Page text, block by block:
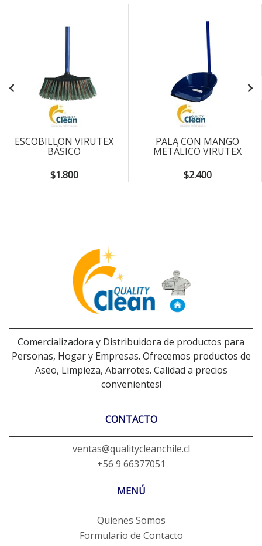
ESCOBILLÓN VIRUTEX
BÁSICO
$1.800
PALA CON MANGO
METÁLICO VIRUTEX
$2.400
Comercializadora y Distribuidora de productos para
Personas, Hogar y Empresas. Ofrecemos productos de
Aseo, Limpieza, Abarrotes. Calidad a precios
convenientes!
CONTACTO
ventas@qualitycleanchile.cl
+56 9 66377051
MENÚ
Quienes Somos
Formulario de Contacto